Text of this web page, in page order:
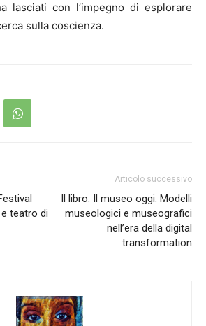
lasciati con l’impegno di esplorare
sulla coscienza.
teatro di
Articolo successivo
Il libro: Il museo oggi. Modelli
museologici e museografici
nell’era della digital
transformation